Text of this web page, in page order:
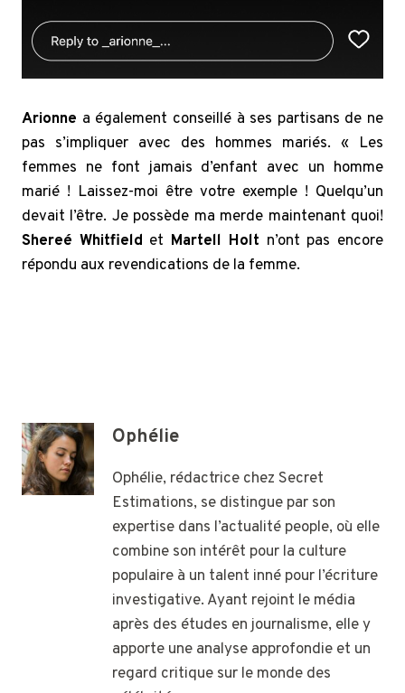
Arionne a également conseillé à ses partisans de ne
pas s’impliquer avec des hommes mariés. « Les
femmes ne font jamais d’enfant avec un homme
marié ! Laissez-moi être votre exemple ! Quelqu’un
devait l’être. Je possède ma merde maintenant quoi!
Shereé Whitfield et Martell Holt n’ont pas encore
répondu aux revendications de la femme.
Ophélie
Ophélie, rédactrice chez Secret
Estimations, se distingue par son
expertise dans l’actualité people, où elle
combine son intérêt pour la culture
populaire à un talent inné pour l’écriture
investigative. Ayant rejoint le média
après des études en journalisme, elle y
apporte une analyse approfondie et un
regard critique sur le monde des